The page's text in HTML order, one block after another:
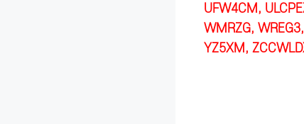
UFW4CM,
WMRZG,
YZ5XM,